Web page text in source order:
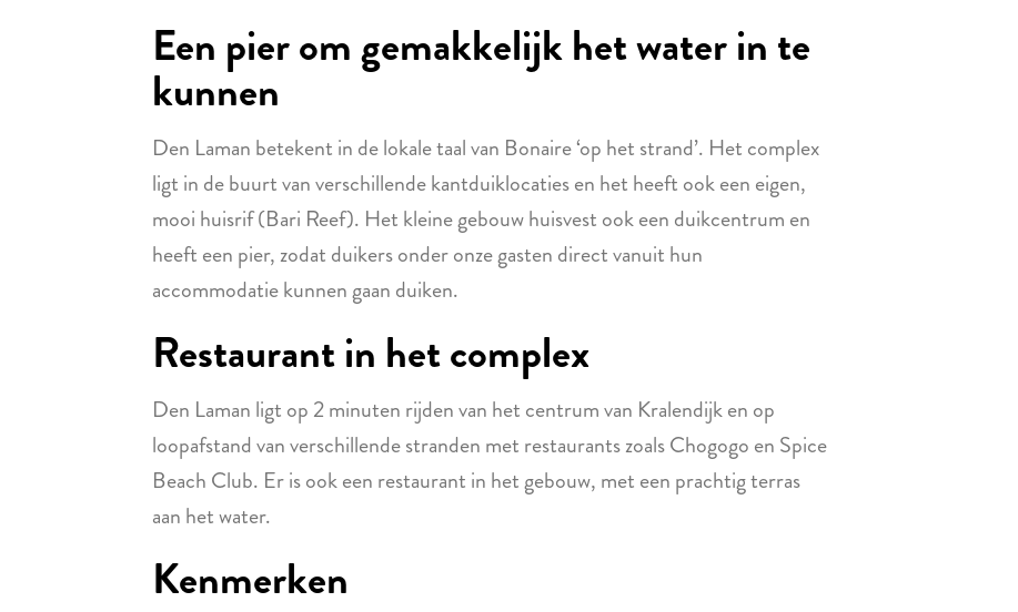
Een pier om gemakkelijk het water in te
kunnen
Den Laman betekent in de lokale taal van Bonaire ‘op het strand’. Het complex
ligt in de buurt van verschillende kantduiklocaties en het heeft ook een eigen,
mooi huisrif (Bari Reef). Het kleine gebouw huisvest ook een duikcentrum en
heeft een pier, zodat duikers onder onze gasten direct vanuit hun
accommodatie kunnen gaan duiken.
Restaurant in het complex
Den Laman ligt op 2 minuten rijden van het centrum van Kralendijk en op
loopafstand van verschillende stranden met restaurants zoals Chogogo en Spice
Beach Club. Er is ook een restaurant in het gebouw, met een prachtig terras
aan het water.
Kenmerken